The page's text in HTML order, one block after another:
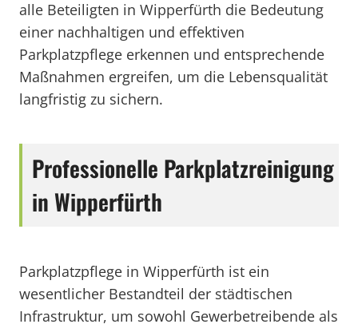
alle Beteiligten in Wipperfürth die Bedeutung
einer nachhaltigen und effektiven
Parkplatzpflege erkennen und entsprechende
Maßnahmen ergreifen, um die Lebensqualität
langfristig zu sichern.
Professionelle Parkplatzreinigung
in Wipperfürth
Parkplatzpflege in Wipperfürth ist ein
wesentlicher Bestandteil der städtischen
Infrastruktur, um sowohl Gewerbetreibende als